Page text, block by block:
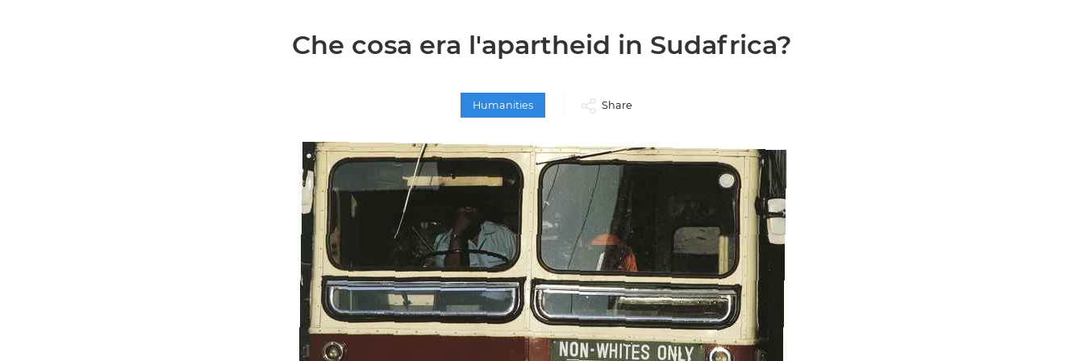
Che cosa era l'apartheid in Sudafrica?
Humanities Share